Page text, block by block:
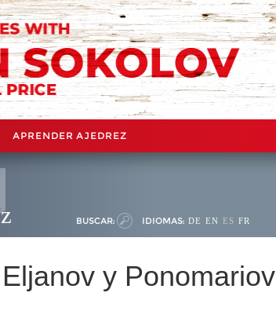
APRENDER AJEDREZ
BUSCAR: IDIOMAS: DE EN ES FR
y Ponomariov